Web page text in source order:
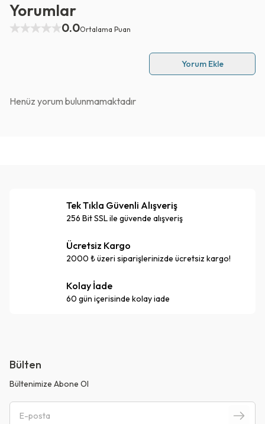
Yorumlar
0.0Ortalama Puan
Yorum Ekle
Henüz yorum bulunmamaktadır
Tek Tıkla Güvenli Alışveriş
256 Bit SSL ile güvende alışveriş
Ücretsiz Kargo
2000 ₺ üzeri siparişlerinizde ücretsiz kargo!
Kolay İade
60 gün içerisinde kolay iade
Bülten
Bültenimize Abone Ol